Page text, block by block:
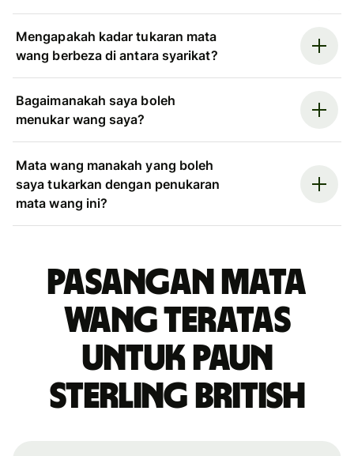
Mengapakah kadar tukaran mata
wang berbeza di antara syarikat?
Bagaimanakah saya boleh
menukar wang saya?
Mata wang manakah yang boleh
saya tukarkan dengan penukaran
mata wang ini?
Pasangan mata
wang teratas
untuk paun
sterling British